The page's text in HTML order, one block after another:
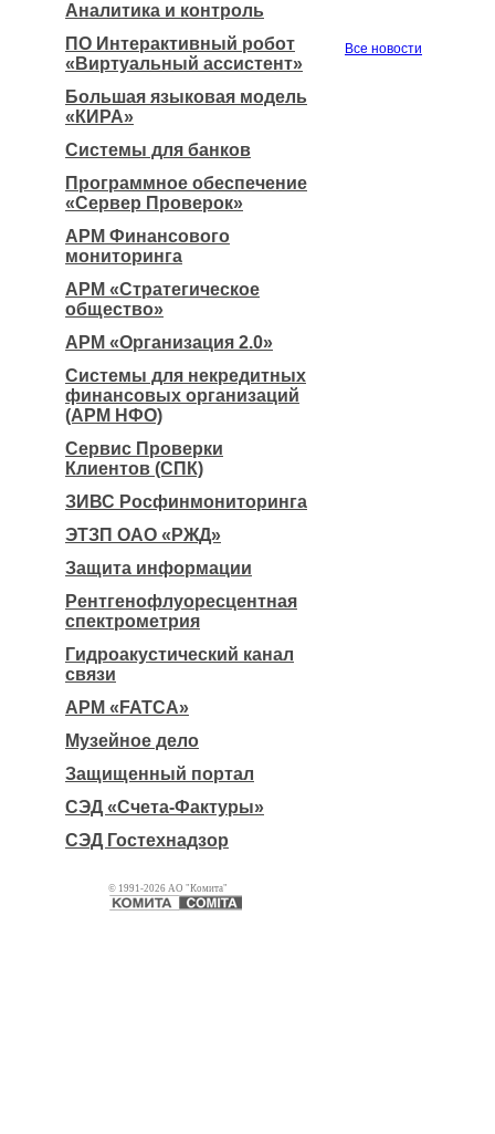
Аналитика и контроль
ПО Интерактивный робот
«Виртуальный ассистент»
Большая языковая модель
«КИРА»
Системы для банков
Программное обеспечение
«Сервер Проверок»
АРМ Финансового
мониторинга
АРМ «Стратегическое
общество»
АРМ «Организация 2.0»
Системы для некредитных
финансовых организаций
(АРМ НФО)
Сервис Проверки
Клиентов (СПК)
ЗИВС Росфинмониторинга
ЭТЗП ОАО «РЖД»
Защита информации
Рентгенофлуоресцентная
спектрометрия
Гидроакустический канал
связи
АРМ «FATCA»
Музейное дело
Защищенный портал
СЭД «Счета-Фактуры»
СЭД Гостехнадзор
Все новости
© 1991-2026 АО "Комита"